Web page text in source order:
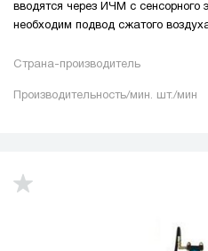
вводятся через ИЧМ с
необходим подвод сжатого
Страна-производитель
Производительность/мин. шт./мин